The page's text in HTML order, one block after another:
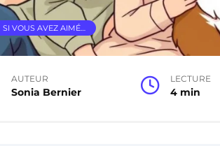
SI VOUS AVEZ AIMÉ…
AUTEUR
Sonia Bernier
LECTURE
4 min